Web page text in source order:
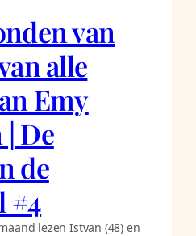
van
alle
Emy
De
de
#4
lezen Istvan (48) en